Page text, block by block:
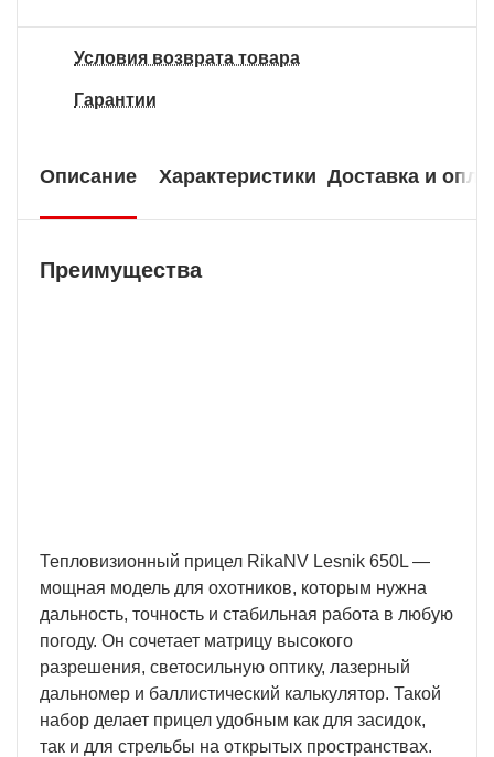
Условия возврата товара
Гарантии
Описание Характеристики Доставка и
Преимущества
Тепловизионный прицел RikaNV Lesnik 650L —
мощная модель для охотников, которым нужна
дальность, точность и стабильная работа в любую
погоду. Он сочетает матрицу высокого
разрешения, светосильную оптику, лазерный
дальномер и баллистический калькулятор. Такой
набор делает прицел удобным как для засидок,
так и для стрельбы на открытых пространствах.